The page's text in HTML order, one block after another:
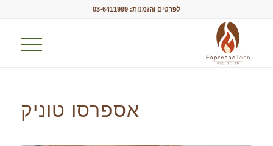
לפרטים והזמנות: 03-6411999
אספרסו טוניק